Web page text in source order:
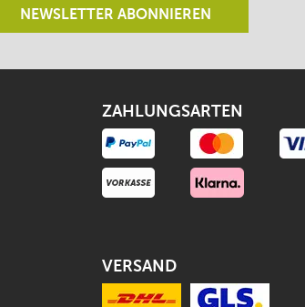
NEWSLETTER ABONNIEREN
ZAHLUNGSARTEN
VERSAND